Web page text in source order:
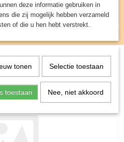
UW WINKELWAGEN
(0)
> Kind>
Tellen maar! -
deze informatie gebruiken in
die zij mogelijk hebben verzameld
of die u hen hebt verstrekt.
tonen Selectie toestaan
toestaan Nee, niet akkoord